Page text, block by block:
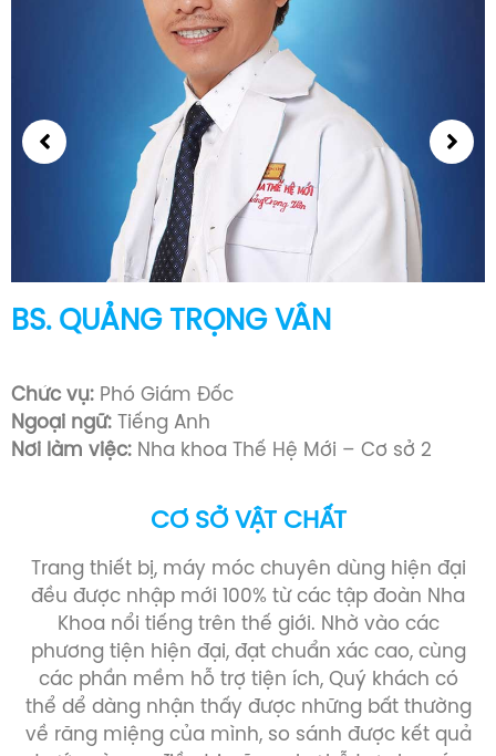
BS. NGUYỄN HUỲNH TRÂN
Bác sĩ Răng Hàm Mặt (1993 -1999)
Ngoại ngữ:Tiếng Anh
Nơi làm việc:Nha khoa Thế Hệ Mới – Cơ sở 2
CƠ SỞ VẬT CHẤT
đều được nhập mới 100% từ các tập đoàn Nha
Khoa nổi tiếng trên thế giới. Nhờ vào các
phương tiện hiện đại, đạt chuẩn xác cao, cùng
các phần mềm hỗ trợ tiện ích, Quý khách có
thể dể dàng nhận thấy được những bất thường
về răng miệng của mình, so sánh được kết quả
trước và sau điều trị, cũng như hỗ trợ cho các